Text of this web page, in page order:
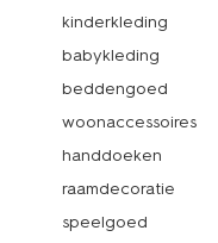
kinderkleding
babykleding
beddengoed
woonaccessoires
handdoeken
raamdecoratie
speelgoed